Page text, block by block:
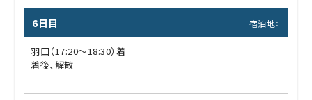
6日目 宿泊地：
羽田（17:20～18:30）着
着後、解散